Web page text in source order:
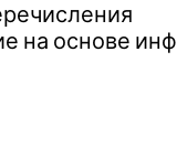
на основе